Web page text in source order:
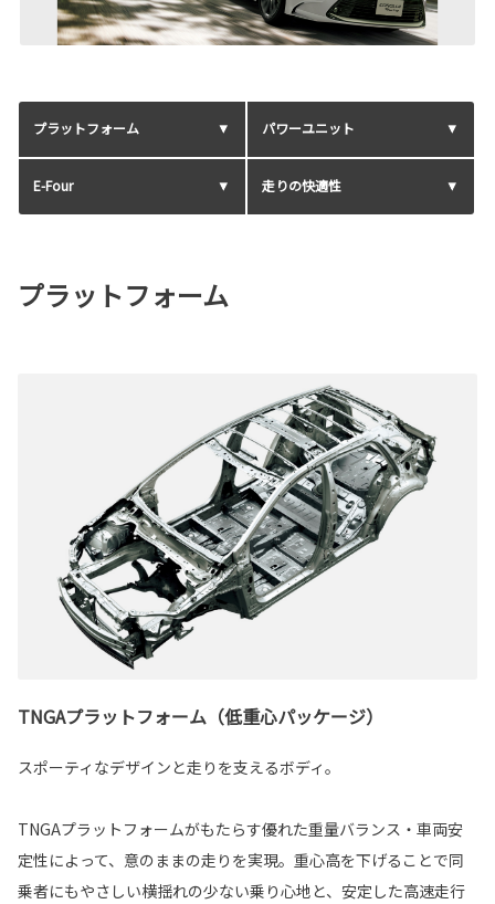
プラットフォーム パワーユニット
E-Four 走りの快適性
プラットフォーム
TNGAプラットフォーム（低重心パッケージ）
スポーティなデザインと走りを支えるボディ。
TNGAプラットフォームがもたらす優れた重量バランス・車両安
定性によって、意のままの走りを実現。重心高を下げることで同
乗者にもやさしい横揺れの少ない乗り心地と、安定した高速走行